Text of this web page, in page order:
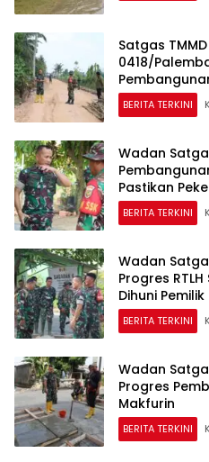
Satgas
0418/
BERITA TERKINI
Wadan
Pastikan
BERITA TERKINI
Wadan
Progres
Dihuni
BERITA TERKINI
Wadan
Progres
Makfurin
BERITA TERKINI